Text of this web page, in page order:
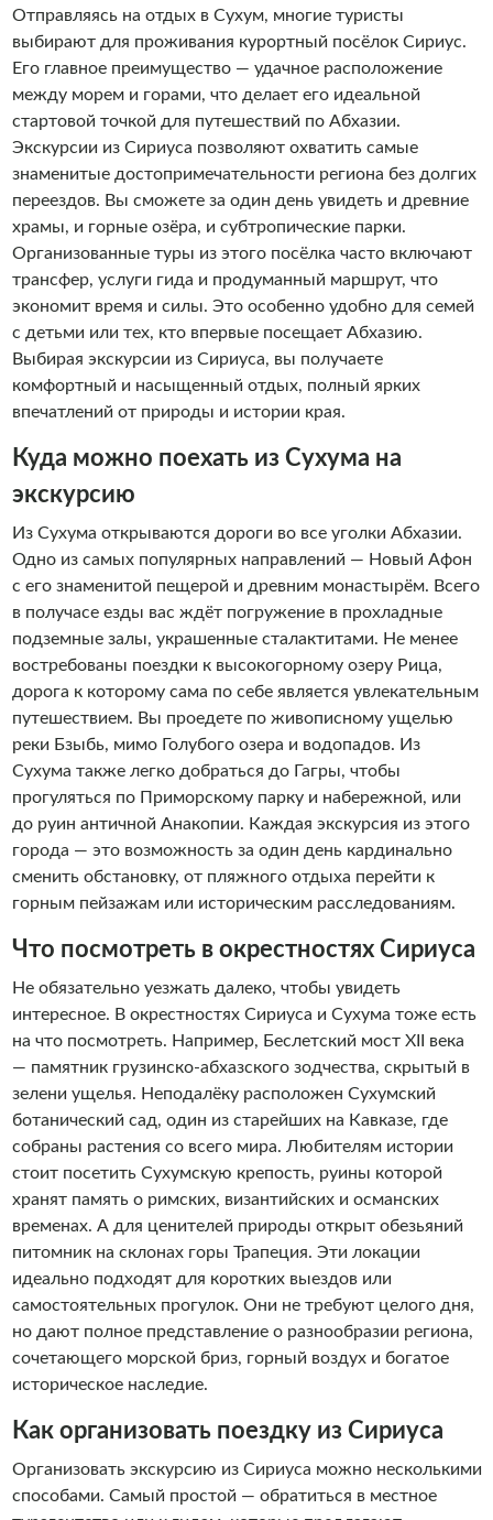
Отправляясь на отдых в Сухум, многие туристы
выбирают для проживания курортный посёлок Сириус.
Его главное преимущество — удачное расположение
между морем и горами, что делает его идеальной
стартовой точкой для путешествий по Абхазии.
Экскурсии из Сириуса позволяют охватить самые
знаменитые достопримечательности региона без долгих
переездов. Вы сможете за один день увидеть и древние
храмы, и горные озёра, и субтропические парки.
Организованные туры из этого посёлка часто включают
трансфер, услуги гида и продуманный маршрут, что
экономит время и силы. Это особенно удобно для семей
с детьми или тех, кто впервые посещает Абхазию.
Выбирая экскурсии из Сириуса, вы получаете
комфортный и насыщенный отдых, полный ярких
впечатлений от природы и истории края.
Куда можно поехать из Сухума на
экскурсию
Из Сухума открываются дороги во все уголки Абхазии.
Одно из самых популярных направлений — Новый Афон
с его знаменитой пещерой и древним монастырём. Всего
в получасе езды вас ждёт погружение в прохладные
подземные залы, украшенные сталактитами. Не менее
востребованы поездки к высокогорному озеру Рица,
дорога к которому сама по себе является увлекательным
путешествием. Вы проедете по живописному ущелью
реки Бзыбь, мимо Голубого озера и водопадов. Из
Сухума также легко добраться до Гагры, чтобы
прогуляться по Приморскому парку и набережной, или
до руин античной Анакопии. Каждая экскурсия из этого
города — это возможность за один день кардинально
сменить обстановку, от пляжного отдыха перейти к
горным пейзажам или историческим расследованиям.
Что посмотреть в окрестностях Сириуса
Не обязательно уезжать далеко, чтобы увидеть
интересное. В окрестностях Сириуса и Сухума тоже есть
на что посмотреть. Например, Беслетский мост XII века
— памятник грузинско-абхазского зодчества, скрытый в
зелени ущелья. Неподалёку расположен Сухумский
ботанический сад, один из старейших на Кавказе, где
собраны растения со всего мира. Любителям истории
стоит посетить Сухумскую крепость, руины которой
хранят память о римских, византийских и османских
временах. А для ценителей природы открыт обезьяний
питомник на склонах горы Трапеция. Эти локации
идеально подходят для коротких выездов или
самостоятельных прогулок. Они не требуют целого дня,
но дают полное представление о разнообразии региона,
сочетающего морской бриз, горный воздух и богатое
историческое наследие.
Как организовать поездку из Сириуса
Организовать экскурсию из Сириуса можно несколькими
способами. Самый простой — обратиться в местное